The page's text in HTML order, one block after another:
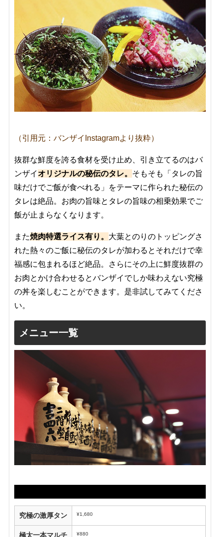
（引用元：バンザイInstagramより抜粋）
抜群な鮮度を誇る食材を受け止め、引き立てるのはバ
ンザイオリジナルの秘伝のタレ。 そもそも「タレの旨
味だけでご飯が食べれる」をテーマに作られた秘伝の
タレは絶品。お肉の旨味とタレの旨味の相乗効果でご
飯が止まらなくなります。
また焼肉特選ライス有り。 大葉とのりのトッピングさ
れた熱々のご飯に秘伝のタレが加わるとそれだけで幸
福感に包まれるほど絶品。さらにその上に鮮度抜群の
お肉とかけ合わせるとバンザイでしか味わえない究極
の丼を楽しむことができます。是非試してみてくださ
い。
メニュー一覧
究極の激厚タン ¥1,680
極太一本マルチ ¥880